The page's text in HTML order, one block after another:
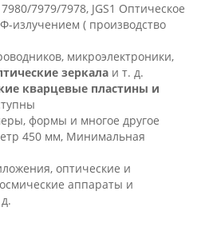
7979/7978, JGS1 Оптическое
излучением ( производство
микроэлектроники,
зеркала и т. д.
кварцевые пластины и
формы и многое другое
450 мм, Минимальная
оптические и
аппараты и